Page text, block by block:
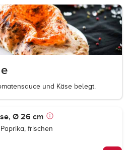
und Käse belegt.
Ø 26 cm
frischen